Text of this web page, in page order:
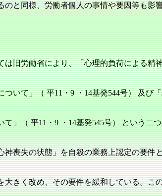
のと同様、労働者個人の事情や要因等も影
旧労働省により、「心理的負荷による精
いて」（ 平11・9 ・14基発544号） 及び
」（ 平11・9 ・14基発545号） という二
神喪失の状態」を自殺の業務上認定の要件
大きく改め、その要件を緩和している。こ